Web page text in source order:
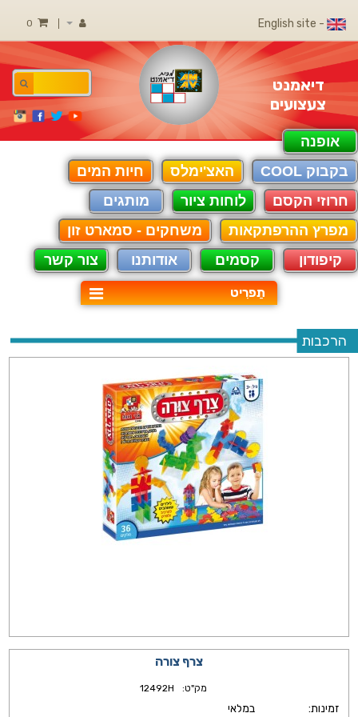
- English site
דיאמנט
צעצועים
אופנה
בקבוק COOL
האצ'ימלס
חיות המים
חרוזי הקסם
לוחות ציור
מותגים
מפרץ ההרפתקאות
משחקים - סמארט זון
קיפודון
קסמים אודותנו צור קשר
תַפרִיט
הרכבות
צרף צורה
מק"ט: 12492H
זמינות: במלאי